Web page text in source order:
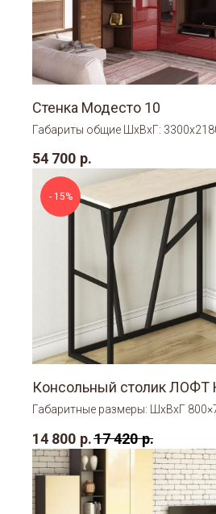
Стенка Модесто 10
Габариты общие ШхВхГ:
54 700 р.
- 15%
Консольный столик ЛОФТ
Габаритные размеры: ШхВхГ
14 800 р.17 420 р.